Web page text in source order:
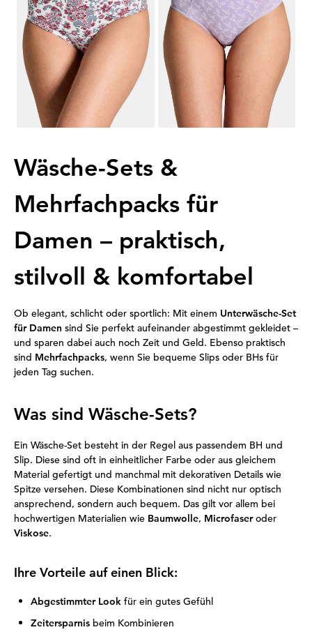
Laagste prijs van de afgelopen 30
dagen**: 31,95 € (-12%)
Laagste prijs van de afgelopen 30
dagen**: 35,95 € (-12%)
1
Wäsche-Sets &
Mehrfachpacks für
Damen – praktisch,
stilvoll & komfortabel
Ob elegant, schlicht oder sportlich: Mit einem Unterwäsche-Set
für Damen sind Sie perfekt aufeinander abgestimmt gekleidet –
und sparen dabei auch noch Zeit und Geld. Ebenso praktisch
sind Mehrfachpacks, wenn Sie bequeme Slips oder BHs für
jeden Tag suchen.
Was sind Wäsche-Sets?
Ein Wäsche-Set besteht in der Regel aus passendem BH und
Slip. Diese sind oft in einheitlicher Farbe oder aus gleichem
Material gefertigt und manchmal mit dekorativen Details wie
Spitze versehen. Diese Kombinationen sind nicht nur optisch
ansprechend, sondern auch bequem. Das gilt vor allem bei
hochwertigen Materialien wie Baumwolle, Microfaseroder
Viskose.
Ihre Vorteile auf einen Blick:
Abgestimmter Look für ein gutes Gefühl
Zeitersparnis beim Kombinieren